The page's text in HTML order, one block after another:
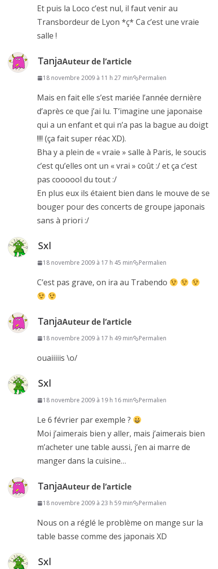
Et puis la Loco c’est nul, il faut venir au
Transbordeur de Lyon *ç* Ca c’est une vraie
salle !
TanjaAuteur de l’article
18 novembre 2009 à 11 h 27 min Permalien
Mais en fait elle s’est mariée l’année dernière
d’après ce que j’ai lu. T’imagine une japonaise
qui a un enfant et qui n’a pas la bague au doigt
!!!! (ça fait super réac XD).
Bha y a plein de « vraie » salle à Paris, le soucis
c’est qu’elles ont un « vrai » coût :/ et ça c’est
pas coooool du tout :/
En plus eux ils étaient bien dans le mouve de se
bouger pour des concerts de groupe japonais
sans à priori :/
Sxl
18 novembre 2009 à 17 h 45 min Permalien
C’est pas grave, on ira au Trabendo
TanjaAuteur de l’article
18 novembre 2009 à 17 h 49 min Permalien
ouaiiiiis \o/
Sxl
18 novembre 2009 à 19 h 16 min Permalien
Le 6 février par exemple ?
Moi j’aimerais bien y aller, mais j’aimerais bien
m’acheter une table aussi, j’en ai marre de
manger dans la cuisine…
TanjaAuteur de l’article
18 novembre 2009 à 23 h 59 min Permalien
Nous on a réglé le problème on mange sur la
table basse comme des japonais XD
Sxl